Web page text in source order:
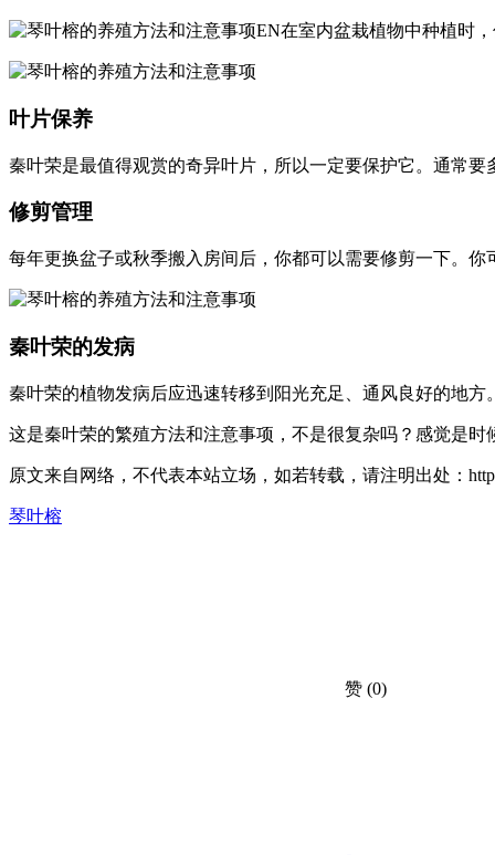
EN在室内盆栽植物中种植时
叶片保养
秦叶荣是最值得观赏的奇异叶片，所以一定要保护它。通常
修剪管理
每年更换盆子或秋季搬入房间后，你都可以需要修剪一下。
秦叶荣的发病
秦叶荣的植物发病后应迅速转移到阳光充足、通风良好的地方
这是秦叶荣的繁殖方法和注意事项，不是很复杂吗？感觉是
原文来自网络，不代表本站立场，如若转载，请注明出处：
琴叶榕
赞 (0)